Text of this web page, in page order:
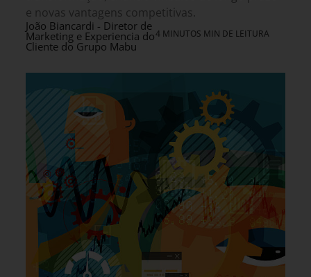
e novas vantagens competitivas.
João Biancardi - Diretor de
Marketing e Experiencia do
Cliente do Grupo Mabu
4 MINUTOS MIN DE LEITURA